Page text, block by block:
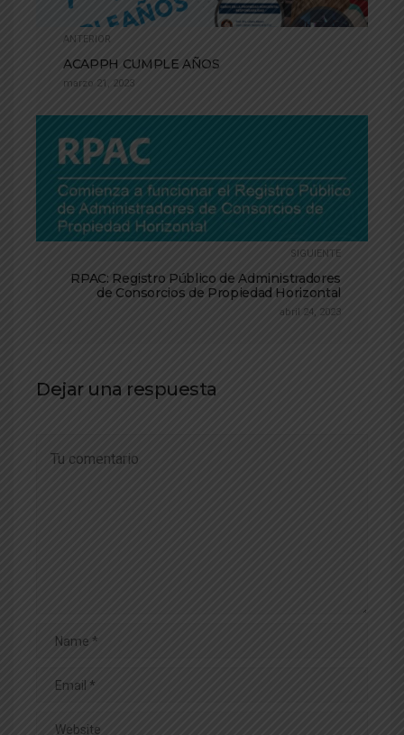
ANTERIOR
ACAPPH CUMPLE AÑOS
marzo 21, 2023
SIGUIENTE
RPAC: Registro Público de Administradores
de Consorcios de Propiedad Horizontal
abril 24, 2023
Dejar una respuesta